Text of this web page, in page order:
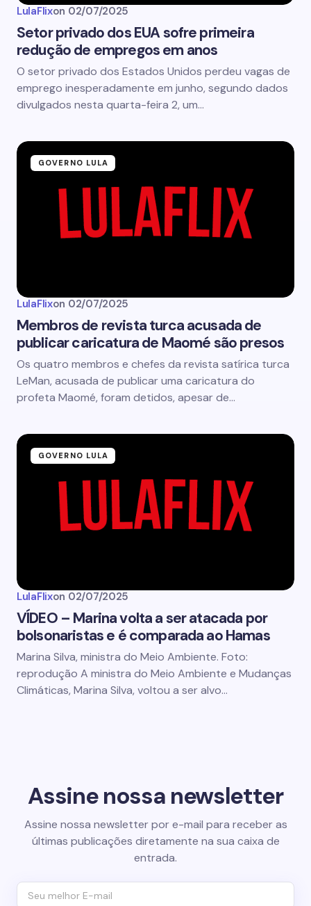
LulaFlixon 02/07/2025
Setor privado dos EUA sofre primeira
redução de empregos em anos
O setor privado dos Estados Unidos perdeu vagas de
emprego inesperadamente em junho, segundo dados
divulgados nesta quarta-feira 2, um…
GOVERNO LULA
LulaFlixon 02/07/2025
Membros de revista turca acusada de
publicar caricatura de Maomé são presos
Os quatro membros e chefes da revista satírica turca
LeMan, acusada de publicar uma caricatura do
profeta Maomé, foram detidos, apesar de…
GOVERNO LULA
LulaFlixon 02/07/2025
VÍDEO – Marina volta a ser atacada por
bolsonaristas e é comparada ao Hamas
Marina Silva, ministra do Meio Ambiente. Foto:
reprodução A ministra do Meio Ambiente e Mudanças
Climáticas, Marina Silva, voltou a ser alvo…
Assine nossa newsletter
Assine nossa newsletter por e-mail para receber as
últimas publicações diretamente na sua caixa de
entrada.